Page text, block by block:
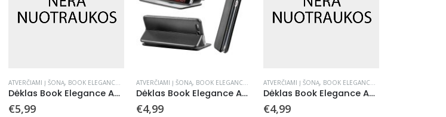
ATVERČIAMI Į ŠONĄ, BOOK ELEGANCE , DĖKLAI
Dėklas Book Elegance Apple iPhone 13 mini juodas
€5,99
ATVERČIAMI Į ŠONĄ, BOOK ELEGANCE , DĖKLAI
Dėklas Book Elegance Apple iPhone 5/5S/5SE juodas
€4,99
ATVERČIAMI Į ŠONĄ, BOOK ELEGANCE ,
Dėklas Book Elegance Apple iPhone 5/5S/5SE tamsiai raudonas
€4,99